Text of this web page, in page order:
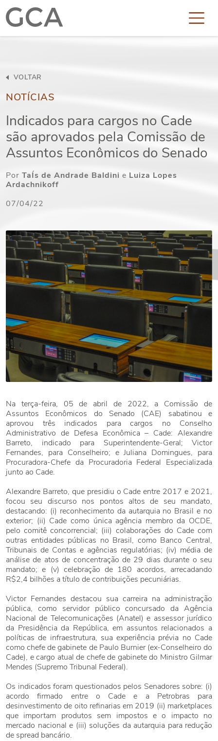
NOTÍCIAS
VOLTAR
Indicados para cargos no Cade
são aprovados pela Comissão de
Assuntos Econômicos do Senado
Por TaÍs de Andrade Baldini e Luiza Lopes
Ardachnikoff
07/04/22
Na terça-feira, 05 de abril de 2022, a Comissão de
Assuntos Econômicos do Senado (CAE) sabatinou e
aprovou três indicados para cargos no Conselho
Administrativo de Defesa Econômica – Cade: Alexandre
Barreto, indicado para Superintendente-Geral; Victor
Fernandes, para Conselheiro; e Juliana Domingues, para
Procuradora-Chefe da Procuradoria Federal Especializada
junto ao Cade.
Alexandre Barreto, que presidiu o Cade entre 2017 e 2021,
focou seu discurso nos pontos altos de seu mandato,
destacando: (i) reconhecimento da autarquia no Brasil e no
exterior; (ii) Cade como única agência membro da OCDE,
pelo comitê concorrencial; (iii) colaborações do Cade com
outras entidades públicas no Brasil, como Banco Central,
Tribunais de Contas e agências regulatórias; (iv) média de
análise de atos de concentração de 29 dias durante o seu
mandato; e (v) celebração de 180 acordos, arrecadando
R$2,4 bilhões a título de contribuições pecuniárias.
Victor Fernandes destacou sua carreira na administração
pública, como servidor público concursado da Agência
Nacional de Telecomunicações (Anatel) e assessor jurídico
da Presidência da República, em assuntos relacionados a
políticas de infraestrutura, sua experiência prévia no Cade
como chefe de gabinete de Paulo Burnier (ex-Conselheiro do
Cade), e cargo atual de chefe de gabinete do Ministro Gilmar
Mendes (Supremo Tribunal Federal).
Os indicados foram questionados pelos Senadores sobre: (i)
acordo firmado entre o Cade e a Petrobras para
desinvestimento de oito refinarias em 2019 (ii) marketplaces
que importam produtos sem impostos e o impacto no
mercado nacional e (iii) soluções da autarquia para redução
de spread bancário.